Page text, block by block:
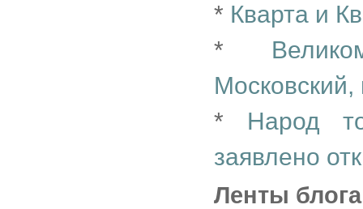
* Кварта и
*
* Народ
заявлено
Ленты